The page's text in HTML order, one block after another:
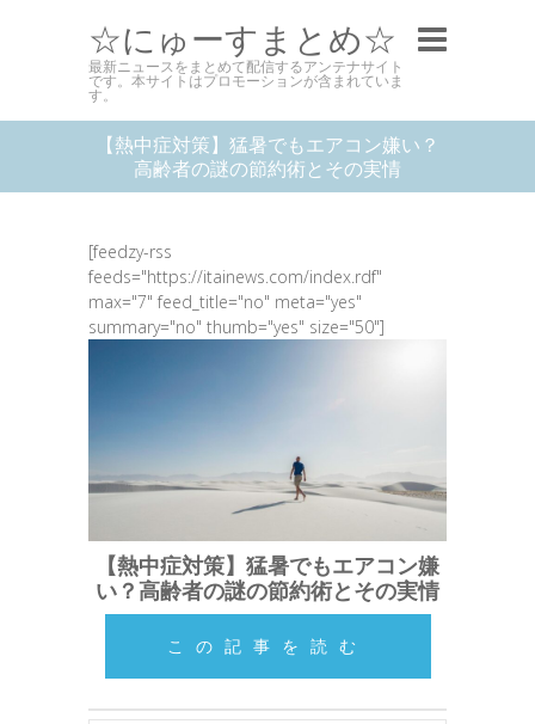
☆にゅーすまとめ☆
最新ニュースをまとめて配信するアンテナサイト
です。本サイトはプロモーションが含まれていま
す。
【熱中症対策】猛暑でもエアコン嫌い？
高齢者の謎の節約術とその実情
[feedzy-rss
feeds="https://itainews.com/index.rdf"
max="7" feed_title="no" meta="yes"
summary="no" thumb="yes" size="50"]
【熱中症対策】猛暑でもエアコン嫌
い？高齢者の謎の節約術とその実情
この記事を読む